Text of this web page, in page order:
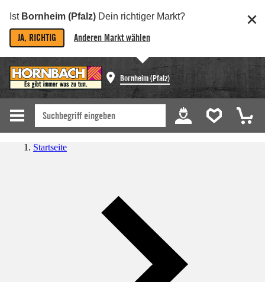
Ist Bornheim (Pfalz) Dein richtiger Markt?
JA, RICHTIG Anderen Markt wählen
Bornheim (Pfalz)
Startseite